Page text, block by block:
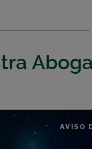
la estancia
AVISO